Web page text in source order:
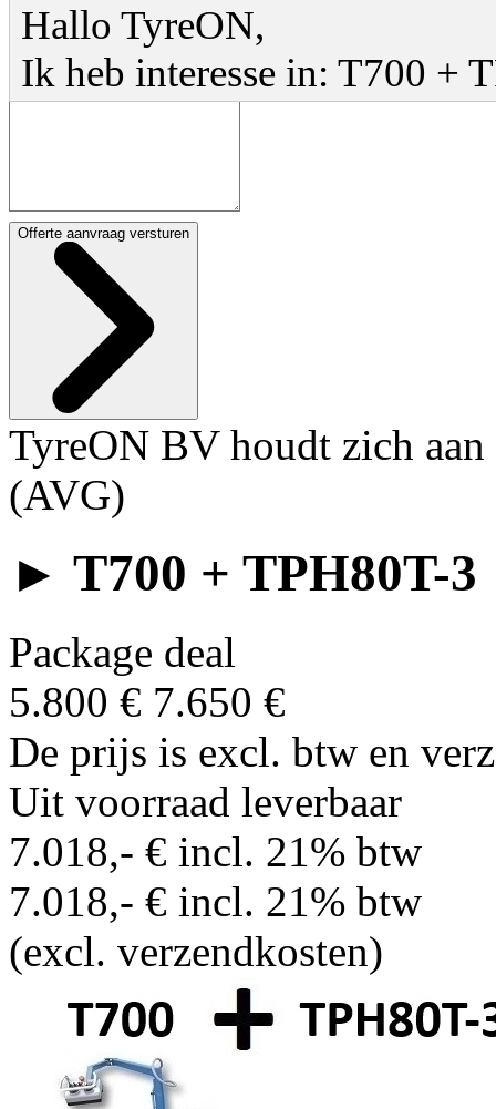
Hallo TyreON,
Ik heb interesse in: T700 +
Offerte aanvraag versturen
TyreON BV houdt zich
(AVG)
► T700 + TPH80T-3
Package deal
5.800 € 7.650 €
De prijs is excl. btw en
Uit voorraad leverbaar
7.018,- € incl. 21% btw
7.018,- € incl. 21% btw
(excl. verzendkosten)